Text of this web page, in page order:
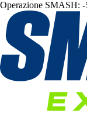
Operazione SMASH: